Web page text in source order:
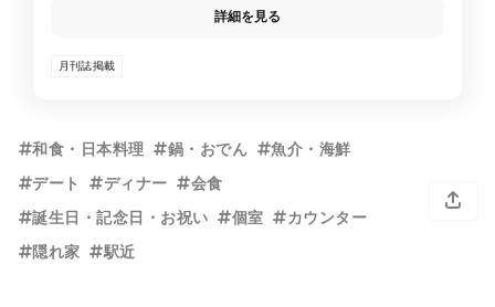
詳細を見る
月刊誌掲載
和食・日本料理 鍋・おでん
魚介・海鮮
デート
ディナー
会食
誕生日・記念日・お祝い
個室
カウンター
隠れ家
駅近